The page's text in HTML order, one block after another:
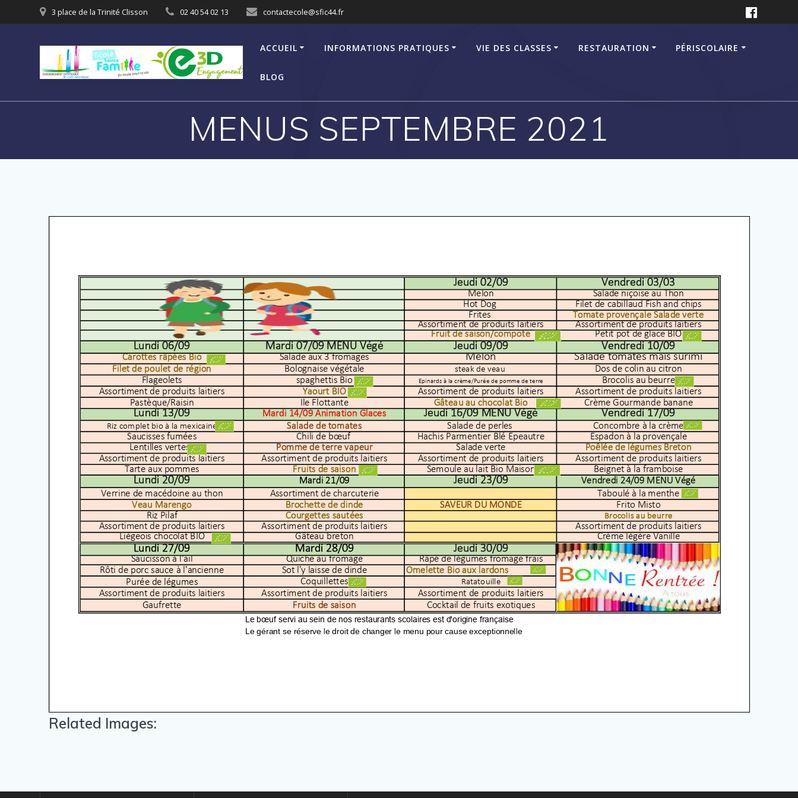
3 place de la Trinité Clisson 02 40 54 02 13 contactecole@sfic44.fr
ACCUEIL INFORMATIONS PRATIQUES VIE DES CLASSES RESTAURATION PÉRISCOLAIRE
BLOG
MENUS SEPTEMBRE 2021
Related Images: